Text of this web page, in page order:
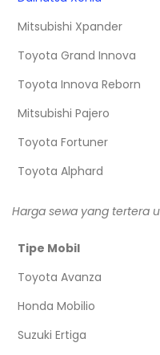
Mitsubishi Xpander
Toyota Grand Innova
Toyota Innova Reborn
Mitsubishi Pajero
Toyota Fortuner
Toyota Alphard
Harga sewa yang tertera
Tipe Mobil
Toyota Avanza
Honda Mobilio
Suzuki Ertiga